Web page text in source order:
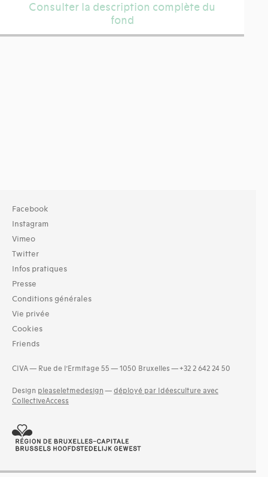
Consulter la description complète du
fond
Facebook
Instagram
Vimeo
Twitter
Infos pratiques
Presse
Conditions générales
Vie privée
Cookies
Friends
CIVA — Rue de l’Ermitage 55 — 1050 Bruxelles — +32 2 642 24 50
Design pleaseletmedesign — déployé par Idéesculture avec
CollectiveAccess